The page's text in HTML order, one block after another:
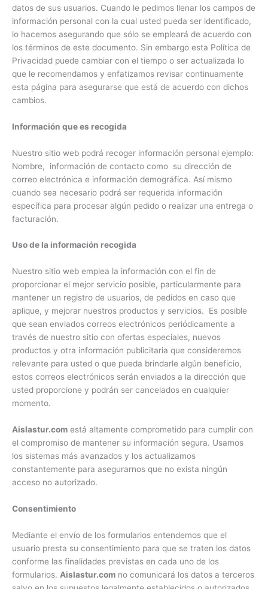
datos de sus usuarios. Cuando le pedimos llenar los campos de
información personal con la cual usted pueda ser identificado,
lo hacemos asegurando que sólo se empleará de acuerdo con
los términos de este documento. Sin embargo esta Política de
Privacidad puede cambiar con el tiempo o ser actualizada lo
que le recomendamos y enfatizamos revisar continuamente
esta página para asegurarse que está de acuerdo con dichos
cambios.
Información que es recogida
Nuestro sitio web podrá recoger información personal ejemplo:
Nombre, información de contacto como su dirección de
correo electrónica e información demográfica. Así mismo
cuando sea necesario podrá ser requerida información
específica para procesar algún pedido o realizar una entrega o
facturación.
Uso de la información recogida
Nuestro sitio web emplea la información con el fin de
proporcionar el mejor servicio posible, particularmente para
mantener un registro de usuarios, de pedidos en caso que
aplique, y mejorar nuestros productos y servicios. Es posible
que sean enviados correos electrónicos periódicamente a
través de nuestro sitio con ofertas especiales, nuevos
productos y otra información publicitaria que consideremos
relevante para usted o que pueda brindarle algún beneficio,
estos correos electrónicos serán enviados a la dirección que
usted proporcione y podrán ser cancelados en cualquier
momento.
Aislastur.com está altamente comprometido para cumplir con
el compromiso de mantener su información segura. Usamos
los sistemas más avanzados y los actualizamos
constantemente para asegurarnos que no exista ningún
acceso no autorizado.
Consentimiento
Mediante el envío de los formularios entendemos que el
usuario presta su consentimiento para que se traten los datos
conforme las finalidades previstas en cada uno de los
formularios. Aislastur.com no comunicará los datos a terceros